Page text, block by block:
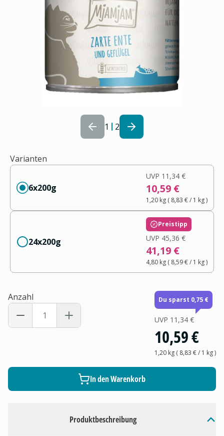
1 2
Produktbeschreibung
Varianten
6x200g
UVP 11,34 €
10,59 €
1,20 kg( 8,83 €/ 1 kg)
24x200g
Preistipp
UVP 45,36 €
41,19 €
4,80 kg( 8,59 €/ 1 kg)
Anzahl Du sparst 0,75 €
UVP 11,34 €
10,59 €
1,20 kg( 8,83 €/ 1 kg)
In den Warenkorb